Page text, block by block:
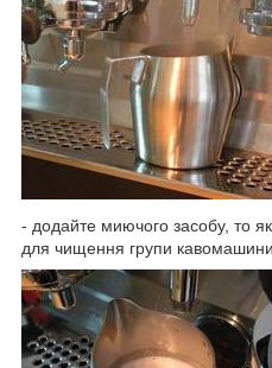
- додайте миючого засобу, то
для чищення групи кавомашини